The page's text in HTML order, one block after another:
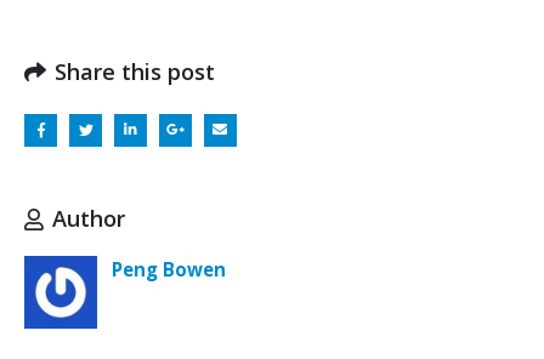
Share this post
Author
Peng Bowen